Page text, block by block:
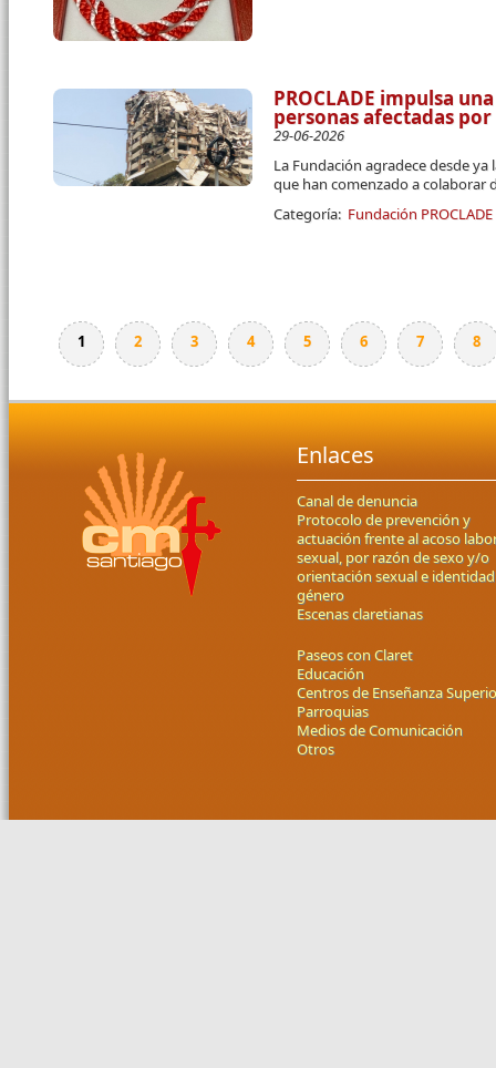
PROCLADE impulsa
personas afectadas
29-06-2026
La Fundación agradece desde
que han comenzado a colaborar
Categoría: Fundación PROCLADE
Páginas
1 2 3 4 5 6 7 8
Enlaces
Canal de denuncia
Protocolo de prevención y
actuación frente al acoso
sexual, por razón de sexo y/o
orientación sexual e
género
Escenas claretianas
Paseos con Claret
Educación
Centros de Enseñanza
Parroquias
Medios de Comunicación
Otros